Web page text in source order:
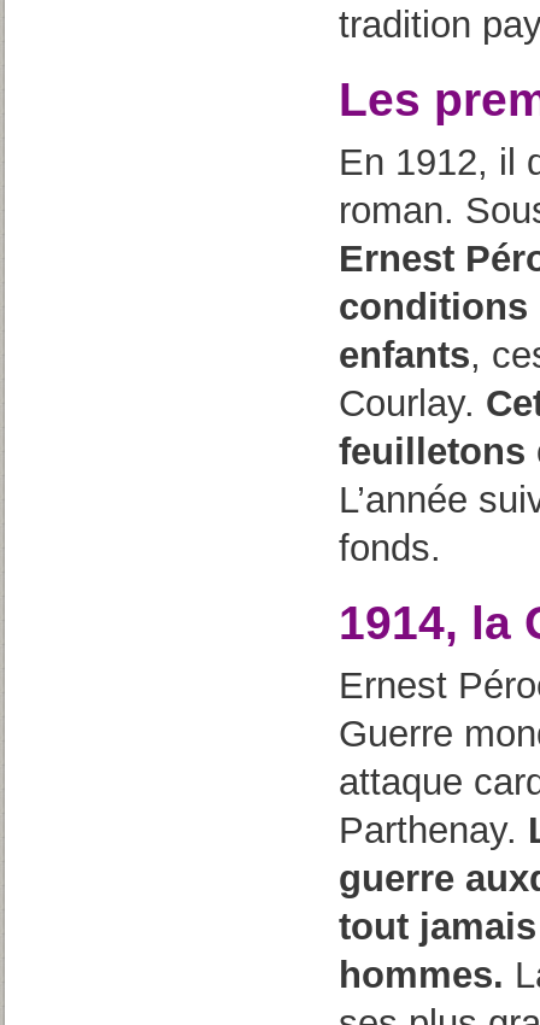
tradition
Les
En 1912, il
roman.
Ernest
conditions
enfants,
Courlay.
feuilletons
L’année
fonds.
1914, la
Ernest
Guerre
attaque
Parthenay.
guerre
tout
hommes.